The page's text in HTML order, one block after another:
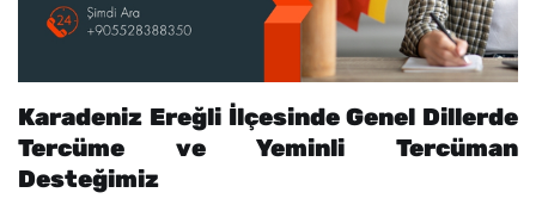
Karadeniz Ereğli İlçesinde Genel Dillerde
Tercüme ve Yeminli Tercüman
Desteğimiz